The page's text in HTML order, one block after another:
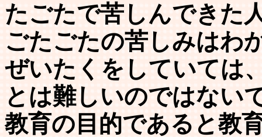
たごたで苦しんできた
ごたごたの苦しみは
ぜいたくをしていては
とは難しいのではな
教育の目的であると教